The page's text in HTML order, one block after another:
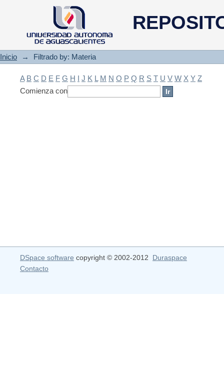
Filtrado by: Materia
Inicio → Filtrado by: Materia
A B C D E F G H I J K L M N O P Q R S T U V W X Y Z
Comienza con
DSpace software copyright © 2002-2012 Duraspace
Contacto